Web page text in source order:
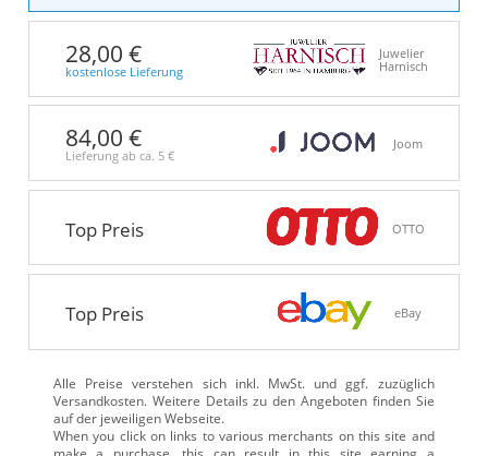
28,00 €
kostenlose Lieferung
Juwelier
Harnisch
84,00 €
Lieferung ab ca. 5 €
Joom
Top Preis OTTO
Top Preis eBay
Alle Preise verstehen sich inkl. MwSt. und ggf. zuzüglich
Versandkosten. Weitere Details zu den Angeboten finden Sie
auf der jeweiligen Webseite.